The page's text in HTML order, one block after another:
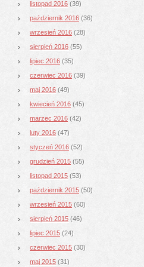
listopad 2016 (39)
październik 2016 (36)
wrzesień 2016 (28)
sierpień 2016 (55)
lipiec 2016 (35)
czerwiec 2016 (39)
maj 2016 (49)
kwiecień 2016 (45)
marzec 2016 (42)
luty 2016 (47)
styczeń 2016 (52)
grudzień 2015 (55)
listopad 2015 (53)
październik 2015 (50)
wrzesień 2015 (60)
sierpień 2015 (46)
lipiec 2015 (24)
czerwiec 2015 (30)
maj 2015 (31)